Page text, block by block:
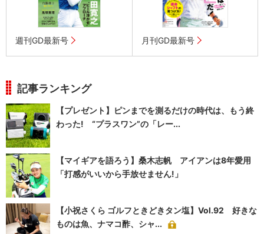
週刊GD最新号 月刊GD最新号
記事ランキング
【プレゼント】ピンまでを測るだけの時代は、もう終
わった! “プラスワン”の「レー...
【マイギアを語ろう】桑木志帆 アイアンは8年愛用
「打感がいいから手放せません!」
【小祝さくら ゴルフときどきタン塩】Vol.92 好きな
ものは魚、ナマコ酢、シャ...